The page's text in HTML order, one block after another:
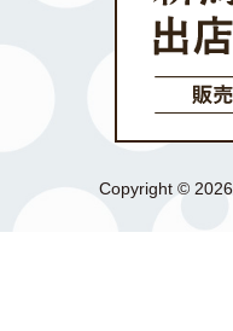
Copyright ©